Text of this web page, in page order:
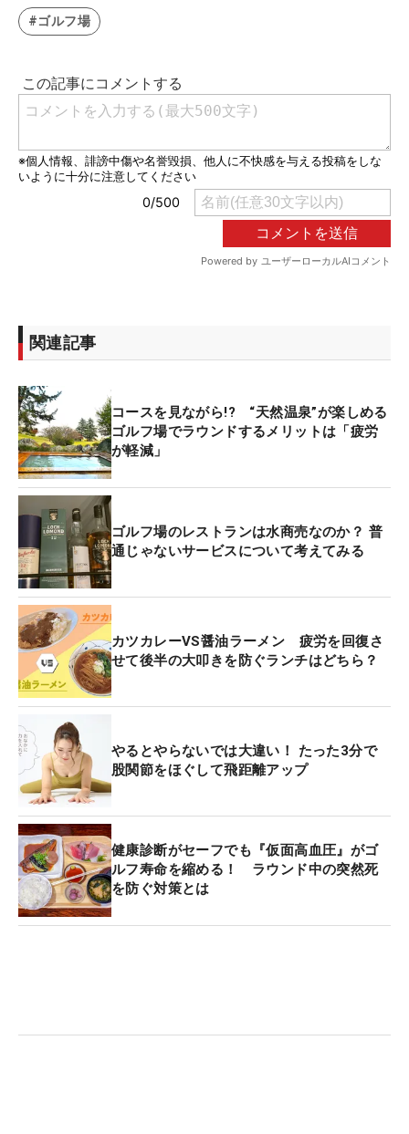
#ゴルフ場
関連記事
コースを見ながら!? “天然温泉”が楽しめる
ゴルフ場でラウンドするメリットは「疲労
が軽減」
ゴルフ場のレストランは水商売なのか？ 普
通じゃないサービスについて考えてみる
カツカレーVS醤油ラーメン 疲労を回復さ
せて後半の大叩きを防ぐランチはどちら？
やるとやらないでは大違い！ たった3分で
股関節をほぐして飛距離アップ
健康診断がセーフでも『仮面高血圧』がゴ
ルフ寿命を縮める！ ラウンド中の突然死
を防ぐ対策とは